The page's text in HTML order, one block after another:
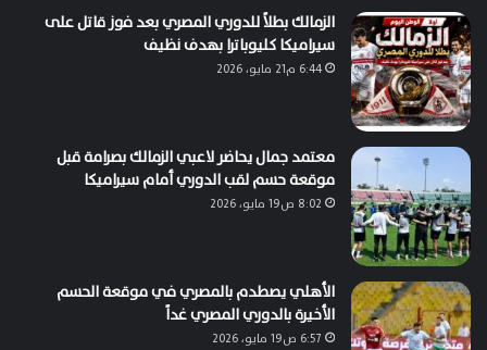
الزمالك بطلاً للدوري المصري بعد فوز قاتل على
سيراميكا كليوباترا بهدف نظيف
6:44 م21 مايو، 2026
معتمد جمال يحاضر لاعبي الزمالك بصرامة قبل
موقعة حسم لقب الدوري أمام سيراميكا
8:02 ص19 مايو، 2026
الأهلي يصطدم بالمصري في موقعة الحسم
الأخيرة بالدوري المصري غداً
6:57 ص19 مايو، 2026